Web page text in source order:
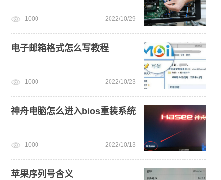
电脑开不了机怎么重装系统 windows11 电脑死机卡顿
1000 2022/10/29
电子邮箱格式怎么写教程
1000 2022/10/23
神舟电脑怎么进入bios重装系统
1000 2022/10/13
苹果序列号含义